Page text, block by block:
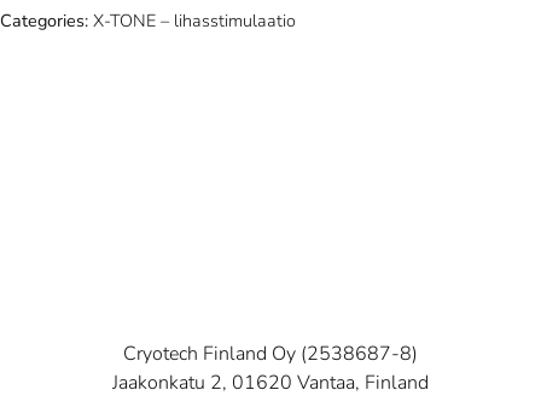
Categories: X-TONE – lihasstimulaatio
Cryotech Finland Oy (2538687-8)
Jaakonkatu 2, 01620 Vantaa, Finland